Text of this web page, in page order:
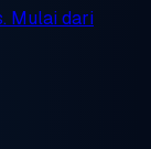
Mulai dari